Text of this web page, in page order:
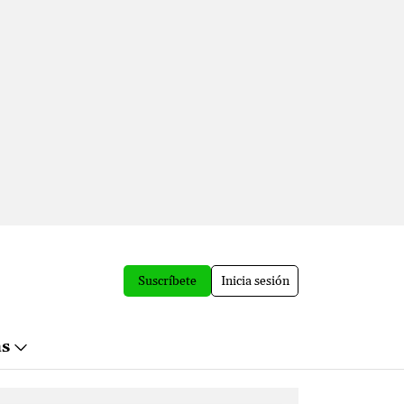
Suscríbete Inicia sesión